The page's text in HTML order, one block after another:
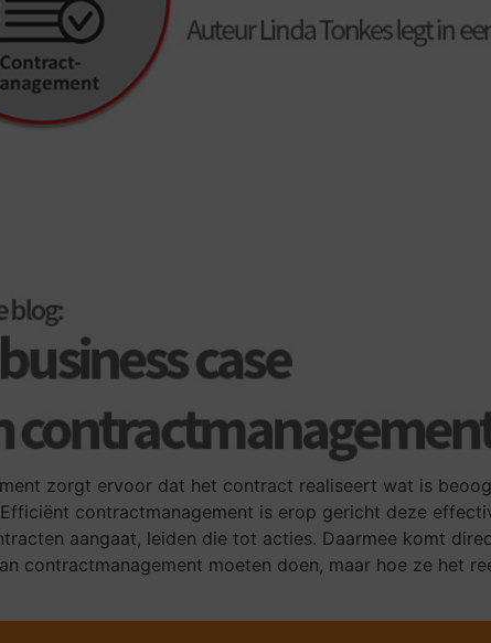
zorgt ervoor dat het contract realiseert wat is
contractmanagement is erop gericht deze
aangaat, leiden die tot acties. Daarmee komt
contractmanagement moeten doen, maar hoe ze het